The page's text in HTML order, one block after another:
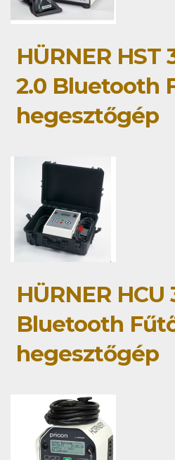
HÜRNER HST
2.0 Bluetooth
hegesztőgép
HÜRNER HCU
Bluetooth
hegesztőgép